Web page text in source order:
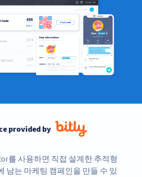
provided by
를 사용하면 직접 설계한 추적형
남는 마케팅 캠페인을 만들 수 있